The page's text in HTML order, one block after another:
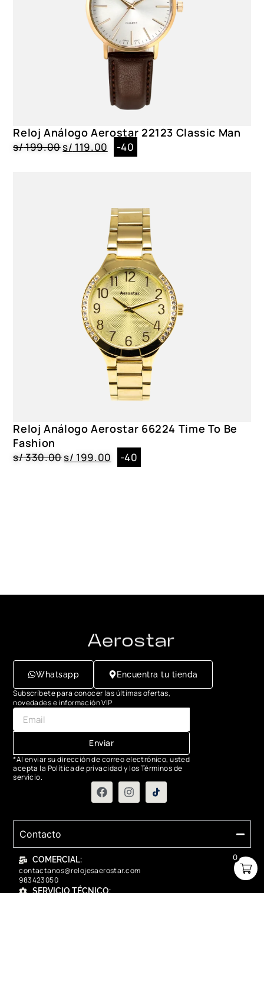
0
Reloj Análogo Aerostar 22123 Classic Man
s/199.00s/ 119.00 -40
Reloj Análogo Aerostar 66224 Time To Be
Fashion
s/330.00s/ 199.00 -40
Whatsapp Encuentra tu tienda
Subscríbete para conocer las últimas ofertas,
novedades e información VIP
Enviar
*Al enviar su dirección de correo electrónico, usted
acepta la Política de privacidad y los Términos de
servicio.
Contacto
COMERCIAL:
contactanos@relojesaerostar.com
983423050
SERVICIO TÉCNICO: